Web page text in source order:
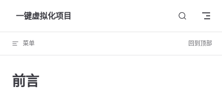
Skip to content
一键虚拟化项目
菜单 回到顶部
前言